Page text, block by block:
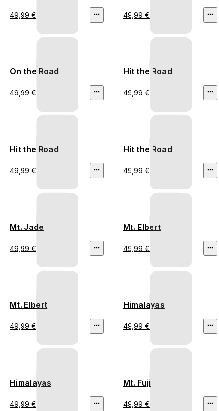
49,99 € 49,99 €
On the Road
49,99 €
Hit the Road
49,99 €
Hit the Road
49,99 €
Hit the Road
49,99 €
Mt. Jade
49,99 €
Mt. Elbert
49,99 €
Mt. Elbert
49,99 €
Himalayas
49,99 €
Himalayas
49,99 €
Mt. Fuji
49,99 €